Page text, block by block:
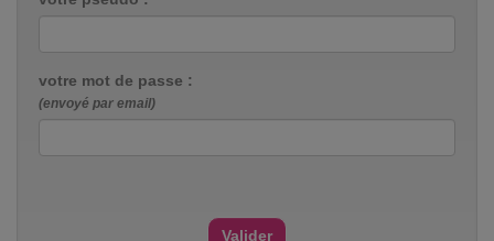
votre mot de passe :
(envoyé par email)